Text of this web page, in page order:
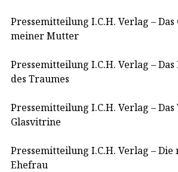
Pressemitteilung I.C.H. Verlag – Das
meiner Mutter
Pressemitteilung I.C.H. Verlag –
des Traumes
Pressemitteilung I.C.H. Verlag –
Glasvitrine
Pressemitteilung I.C.H. Verlag –
Ehefrau